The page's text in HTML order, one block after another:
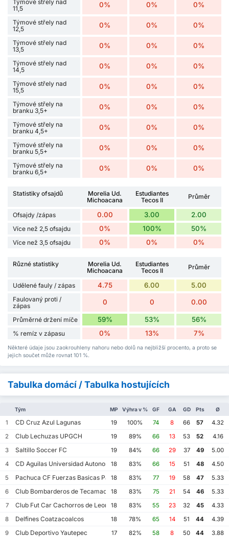
Týmové střely nad
11,5
0% 0% 0%
Týmové střely nad
12,5
0% 0% 0%
Týmové střely nad
13,5
0% 0% 0%
Týmové střely nad
14,5
0% 0% 0%
Týmové střely nad
15,5
0% 0% 0%
Týmové střely na
branku 3,5+
0% 0% 0%
Týmové střely na
branku 4,5+
0% 0% 0%
Týmové střely na
branku 5,5+
0% 0% 0%
Týmové střely na
branku 6,5+
0% 0% 0%
Statistiky ofsajdů
Morelia Ud.
Michoacana
Estudiantes
Tecos II
Průměr
Ofsajdy /zápas 0.00 3.00 2.00
Více než 2,5 ofsajdu 0% 100% 50%
Více než 3,5 ofsajdu 0% 0% 0%
Různé statistiky
Morelia Ud.
Michoacana
Estudiantes
Tecos II
Průměr
Udělené fauly / zápas 4.75 6.00 5.00
Faulovaný proti /
zápas
0 0 0.00
Průměrné držení míče 59% 53% 56%
% remíz v zápasu 0% 13% 7%
Některé údaje jsou zaokrouhleny nahoru nebo dolů na nejbližší procento, a proto se
jejich součet může rovnat 101 %.
Tabulka domácí / Tabulka hostujících
Tým MP Výhra v % GF GA GD Pts Ø
1 CD Cruz Azul Lagunas 19 100% 74 8 66 57
4.32
2
Club Lechuzas UPGCH 19 89% 66 13 53 52
4.16
3
Saltillo Soccer FC 19 84% 66 29 37 49
5.00
4
CD Aguilas Universidad Autonoma de Guerrero
18 83% 66 15 51 48
4.50
5
Pachuca CF Fuerzas Basicas Pachuca CF III
18 83% 77 19 58 47
5.33
6
Club Bombarderos de Tecamac 18 83% 75 21 54 46
5.33
7
Club Fut Car Cachorros de Leon 18 83% 55 23 32 45
4.33
8
Delfines Coatzacoalcos 18 78% 65 14 51 44
4.39
9
Club Deportivo Yautepec 17 82% 58 8 50 44
3.88